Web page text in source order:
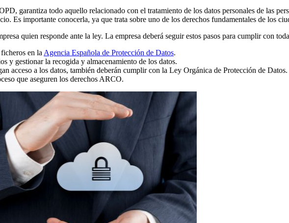
garantiza todo aquello relacionado con el tratamiento de los datos personales de las
Es importante conocerla, ya que trata sobre uno de los derechos fundamentales de los
quien responde ante la ley. La empresa deberá seguir estos pasos para cumplir con
en la Agencia Española de Protección de Datos.
y gestionar la recogida y almacenamiento de los datos.
acceso a los datos, también deberán cumplir con la Ley Orgánica de Protección de Datos.
que aseguren los derechos ARCO.